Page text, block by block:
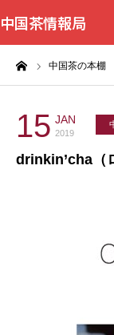
中国茶情報局
中国茶の本棚
15 JAN
2019
drinkin’cha（
Home
News
BlogChecker